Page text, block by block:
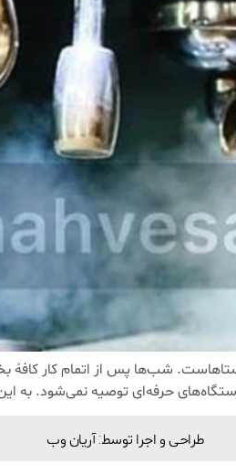
شب‌ها پس از اتمام کار کافهْ
حرفه‌ای توصیه نمی‌شود. به
طراحی و اجرا توسط: آریان وب